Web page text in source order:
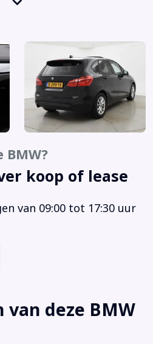
Braking
dimmend
met afstandsbediening
BMW?
koop of lease
van 09:00 tot 17:30 uur
deze BMW